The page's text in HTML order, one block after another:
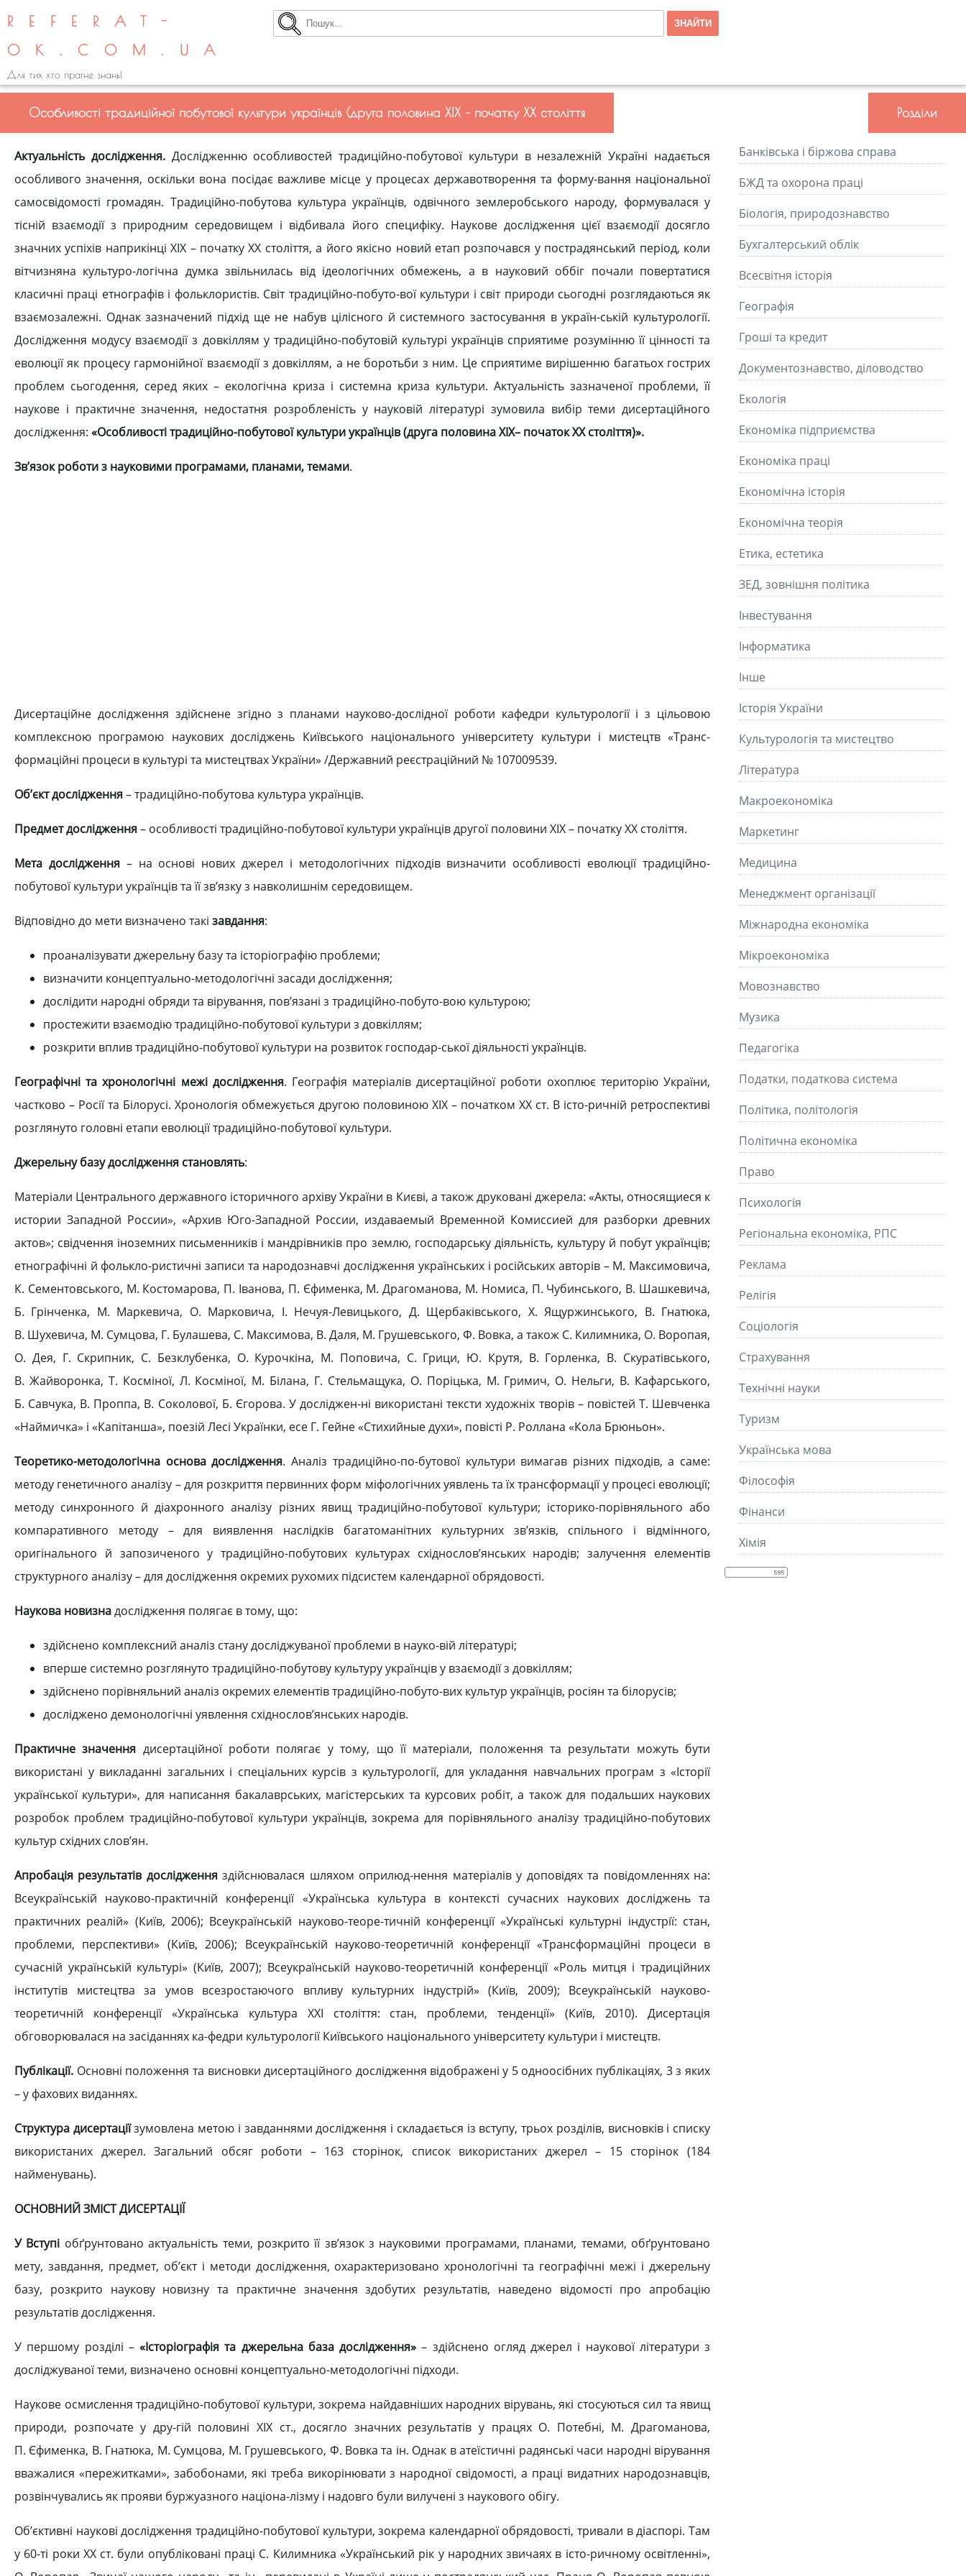
REFERAT-
OK.COM.UA
Для тих хто прагне знань!
Особливості традиційної побутової культури українців (друга половина ХІХ – початку ХХ століття
Актуальність дослідження.Дослідженню особливостей традиційно-побутової культури в незалежній Україні надається
особливого значення, оскільки вона посідає важливе місце у процесах державотворення та форму-вання національної
самосвідомості громадян. Традиційно-побутова культура українців, одвічного землеробського народу, формувалася у
тісній взаємодії з природним середовищем і відбивала його специфіку. Наукове дослідження цієї взаємодії досягло
значних успіхів наприкінці ХІХ – початку ХХ століття, а його якісно новий етап розпочався у пострадянський період, коли
вітчизняна культуро-логічна думка звільнилась від ідеологічних обмежень, а в науковий оббіг почали повертатися
класичні праці етнографів і фольклористів. Світ традиційно-побуто-вої культури і світ природи сьогодні розглядаються як
взаємозалежні. Однак зазначений підхід ще не набув цілісного й системного застосування в україн-ській культурології.
Дослідження модусу взаємодії з довкіллям у традиційно-побутовій культурі українців сприятиме розумінню її цінності та
еволюції як процесу гармонійної взаємодії з довкіллям, а не боротьби з ним. Це сприятиме вирішенню багатьох гострих
проблем сьогодення, серед яких – екологічна криза і системна криза культури. Актуальність зазначеної проблеми, її
наукове і практичне значення, недостатня розробленість у науковій літературі зумовила вибір теми дисертаційного
дослідження: «Особливості традиційно-побутової культури українців (друга половина ХІХ– початок ХХ століття)».
Зв’язок роботи з науковими програмами, планами, темами.
Дисертаційне дослідження здійснене згідно з планами науково-дослідної роботи кафедри культурології і з цільовою
комплексною програмою наукових досліджень Київського національного університету культури і мистецтв «Транс-
формаційні процеси в культурі та мистецтвах України» /Державний реєстраційний № 107009539.
Об’єкт дослідження– традиційно-побутова культура українців.
Предмет дослідження– особливості традиційно-побутової культури українців другої половини ХІХ – початку ХХ століття.
Мета дослідження– на основі нових джерел і методологічних підходів визначити особливості еволюції традиційно-
побутової культури українців та її зв’язку з навколишнім середовищем.
Відповідно до мети визначено такі завдання:
проаналізувати джерельну базу та історіографію проблеми;
визначити концептуально-методологічні засади дослідження;
дослідити народні обряди та вірування, пов’язані з традиційно-побуто-вою культурою;
простежити взаємодію традиційно-побутової культури з довкіллям;
розкрити вплив традиційно-побутової культури на розвиток господар-ської діяльності українців.
Географічні та хронологічні межі дослідження. Географія матеріалів дисертаційної роботи охоплює територію України,
частково – Росії та Білорусі. Хронологія обмежується другою половиною ХІХ – початком ХХ ст. В істо-ричній ретроспективі
розглянуто головні етапи еволюції традиційно-побутової культури.
Джерельну базу дослідження становлять:
Матеріали Центрального державного історичного архіву України в Києві, а також друковані джерела: «Акты, относящиеся к
истории Западной России», «Архив Юго-Западной России, издаваемый Временной Комиссией для разборки древних
актов»; свідчення іноземних письменників і мандрівників про землю, господарську діяльність, культуру й побут українців;
етнографічні й фолькло-ристичні записи та народознавчі дослідження українських і російських авторів – М. Максимовича,
К. Сементовського, М. Костомарова, П. Іванова, П. Єфименка, М. Драгоманова, М. Номиса, П. Чубинського, В. Шашкевича,
Б. Грінченка, М. Маркевича, О. Марковича, І. Нечуя-Левицького, Д. Щербаківського, Х. Ящуржинського, В. Гнатюка,
В. Шухевича, М. Сумцова, Г. Булашева, С. Максимова, В. Даля, М. Грушевського, Ф. Вовка, а також С. Килимника, О. Воропая,
О. Дея, Г. Скрипник, С. Безклубенка, О. Курочкіна, М. Поповича, С. Грици, Ю. Крутя, В. Горленка, В. Скуратівського,
В. Жайворонка, Т. Косміної, Л. Косміної, М. Білана, Г. Стельмащука, О. Поріцька, М. Гримич, О. Нельги, В. Кафарського,
Б. Савчука, В. Проппа, В. Соколової, Б. Єгорова. У досліджен-ні використані тексти художніх творів – повістей Т. Шевченка
«Наймичка» і «Капітанша», поезій Лесі Українки, есе Г. Гейне «Стихийные духи», повісті Р. Роллана «Кола Брюньон».
Теоретико-методологічна основа дослідження. Аналіз традиційно-по-бутової культури вимагав різних підходів, а саме:
методу генетичного аналізу – для розкриття первинних форм міфологічних уявлень та їх трансформації у процесі еволюції;
методу синхронного й діахронного аналізу різних явищ традиційно-побутової культури; історико-порівняльного або
компаративного методу – для виявлення наслідків багатоманітних культурних зв’язків, спільного і відмінного,
оригінального й запозиченого у традиційно-побутових культурах східнослов’янських народів; залучення елементів
структурного аналізу – для дослідження окремих рухомих підсистем календарної обрядовості.
Наукова новизнадослідження полягає в тому, що:
здійснено комплексний аналіз стану досліджуваної проблеми в науко-вій літературі;
вперше системно розглянуто традиційно-побутову культуру українців у взаємодії з довкіллям;
здійснено порівняльний аналіз окремих елементів традиційно-побуто-вих культур українців, росіян та білорусів;
досліджено демонологічні уявлення східнослов’янських народів.
Практичне значення дисертаційної роботи полягає у тому, що її матеріали, положення та результати можуть бути
використані у викладанні загальних і спеціальних курсів з культурології, для укладання навчальних програм з «Історії
української культури», для написання бакалаврських, магістерських та курсових робіт, а також для подальших наукових
розробок проблем традиційно-побутової культури українців, зокрема для порівняльного аналізу традиційно-побутових
культур східних слов’ян.
Апробація результатів дослідженняздійснювалася шляхом оприлюд-нення матеріалів у доповідях та повідомленнях на:
Всеукраїнській науково-практичній конференції «Українська культура в контексті сучасних наукових досліджень та
практичних реалій» (Київ, 2006); Всеукраїнській науково-теоре-тичній конференції «Українські культурні індустрії: стан,
проблеми, перспективи» (Київ, 2006); Всеукраїнській науково-теоретичній конференції «Трансформаційні процеси в
сучасній українській культурі» (Київ, 2007); Всеукраїнській науково-теоретичній конференції «Роль митця і традиційних
інститутів мистецтва за умов всезростаючого впливу культурних індустрій» (Київ, 2009); Всеукраїнській науково-
теоретичній конференції «Українська культура ХХІ століття: стан, проблеми, тенденції» (Київ, 2010). Дисертація
обговорювалася на засіданнях ка-федри культурології Київського національного університету культури і мистецтв.
Публікації. Основні положення та висновки дисертаційного дослідження відображені у 5 одноосібних публікаціях, 3 з яких
– у фахових виданнях.
Структура дисертаціїзумовлена метою і завданнями дослідження і складається із вступу, трьох розділів, висновків і списку
використаних джерел. Загальний обсяг роботи – 163 сторінок, список використаних джерел – 15 сторінок (184
найменувань).
ОСНОВНИЙ ЗМІСТ ДИСЕРТАЦІЇ
У Вступі обґрунтовано актуальність теми, розкрито її зв’язок з науковими програмами, планами, темами, обґрунтовано
мету, завдання, предмет, об’єкт і методи дослідження, охарактеризовано хронологічні та географічні межі і джерельну
базу, розкрито наукову новизну та практичне значення здобутих результатів, наведено відомості про апробацію
результатів дослідження.
У першому розділі – «Історіографія та джерельна база дослідження» – здійснено огляд джерел і наукової літератури з
досліджуваної теми, визначено основні концептуально-методологічні підходи.
Наукове осмислення традиційно-побутової культури, зокрема найдавніших народних вірувань, які стосуються сил та явищ
природи, розпочате у дру-гій половині ХІХ ст., досягло значних результатів у працях О. Потебні, М. Драгоманова,
П. Єфименка, В. Гнатюка, М. Сумцова, М. Грушевського, Ф. Вовка та ін. Однак в атеїстичні радянські часи народні вірування
вважалися «пережитками», забобонами, які треба викорінювати з народної свідомості, а праці видатних народознавців,
розвінчувались як прояви буржуазного націона-лізму і надовго були вилучені з наукового обігу.
Об’єктивні наукові дослідження традиційно-побутової культури, зокрема календарної обрядовості, тривали в діаспорі. Там
у 60-ті роки ХХ ст. були опубліковані праці С. Килимника «Український рік у народних звичаях в істо-ричному освітленні»,
Розділи
Банківська і біржова справа
БЖД та охорона праці
Біологія, природознавство
Бухгалтерський облік
Всесвітня історія
Географія
Гроші та кредит
Документознавство, діловодство
Екологія
Економіка підприємства
Економіка праці
Економічна історія
Економічна теорія
Етика, естетика
ЗЕД, зовнішня політика
Інвестування
Інформатика
Інше
Історія України
Культурологія та мистецтво
Літературa
Макроекономіка
Маркетинг
Медицина
Менеджмент організації
Міжнародна економіка
Мікроекономіка
Мовознавство
Музика
Педагогіка
Податки, податкова система
Політика, політологія
Політична економіка
Право
Психологія
Регіональна економіка, РПС
Реклама
Релігія
Соціологія
Страхування
Технічні науки
Туризм
Українська мова
Філософія
Фінанси
Хімія